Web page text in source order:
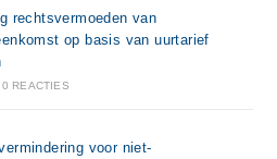
rechtsvermoeden van
op basis van uurtarief
0 REACTIES
voor niet-